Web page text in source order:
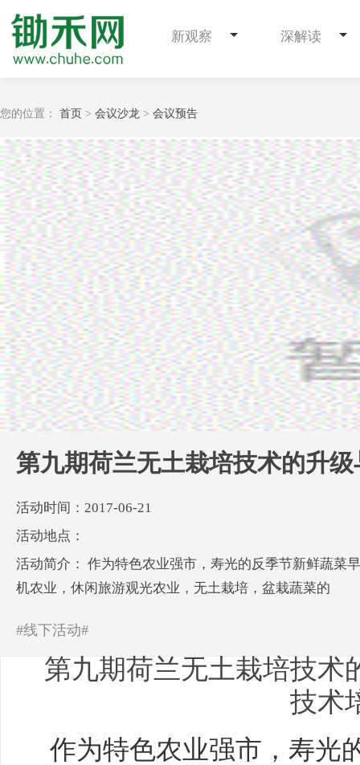
新观察 深解读
您的位置： 首页 > 会议沙龙 > 会议预告
第九期荷兰无土栽培技术的升
活动时间：2017-06-21
活动地点：
活动简介： 作为特色农业强市，寿光的反季节新鲜蔬菜
机农业，休闲旅游观光农业，无土栽培，盆栽蔬菜的
#线下活动#
第九期荷兰无土栽培技术
技术
作为特色农业强市，寿光